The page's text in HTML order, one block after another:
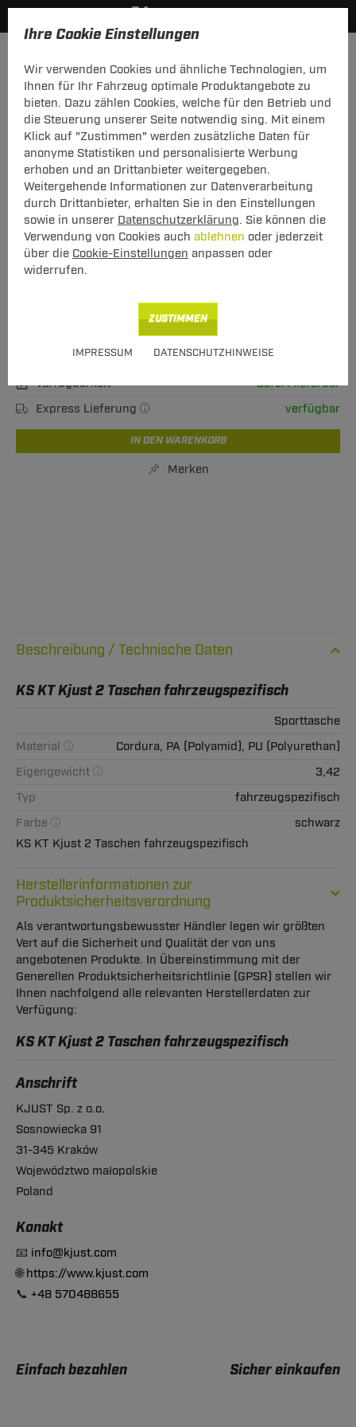
Ihre Cookie Einstellungen
Wir verwenden Cookies und ähnliche Technologien, um
Ihnen für Ihr Fahrzeug optimale Produktangebote zu
bieten. Dazu zählen Cookies, welche für den Betrieb und
die Steuerung unserer Seite notwendig sing. Mit einem
Klick auf "Zustimmen" werden zusätzliche Daten für
anonyme Statistiken und personalisierte Werbung
erhoben und an Drittanbieter weitergegeben.
Weitergehende Informationen zur Datenverarbeitung
durch Drittanbieter, erhalten Sie in den Einstellungen
sowie in unserer Datenschutzerklärung. Sie können die
Verwendung von Cookies auch ablehnen oder jederzeit
über die Cookie-Einstellungen anpassen oder
widerrufen.
IMPRESSUM DATENSCHUTZHINWEISE
ZUSTIMMEN
vorheriger Artikel nächster Artikel
Neu
KS KT Kjust 2 Taschen
fahrzeugspezifisch
KS KT Kjust 2 Taschen fahrzeugspezifisch
inkl. MwSt., zzgl.
M Versand ab 15,00 €
Verfügbarkeit
Sofort lieferbar
Express Lieferung
verfügbar
IN DEN WARENKORB
Merken
Technische Daten
KS KT Kjust 2 Taschen fahrzeugspezifisch
Sporttasche
Material
Cordura, PA (Polyamid), PU (Polyurethan)
Eigengewicht
3,42
Typ
fahrzeugspezifisch
Farbe
schwarz
KS KT Kjust 2 Taschen fahrzeugspezifisch
Herstellerinformationen zur
Produktsicherheitsverordnung
Als verantwortungsbewusster Händler legen wir größten
Vert auf die Sicherheit und Qualität der von uns
angebotenen Produkte. In Übereinstimmung mit der
Generellen Produktsicherheitsrichtlinie (GPSR) stellen wir
Ihnen nachfolgend alle relevanten Herstellerdaten zur
Verfügung:
KS KT Kjust 2 Taschen fahrzeugspezifisch
Anschrift
KJUST Sp. z o.o.
Sosnowiecka 91
31-345 Kraków
Województwo małopolskie
Poland
Konakt
📧 info@kjust.com
🌐https://www.kjust.com
📞 +48 570488655
Einfach bezahlen Sicher einkaufen